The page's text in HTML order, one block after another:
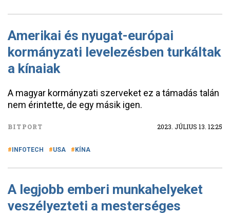
Amerikai és nyugat-európai
kormányzati levelezésben turkáltak
a kínaiak
A magyar kormányzati szerveket ez a támadás talán
nem érintette, de egy másik igen.
BITPORT 2023. JÚLIUS 13. 12:25
INFOTECH USA KÍNA
A legjobb emberi munkahelyeket
veszélyezteti a mesterséges